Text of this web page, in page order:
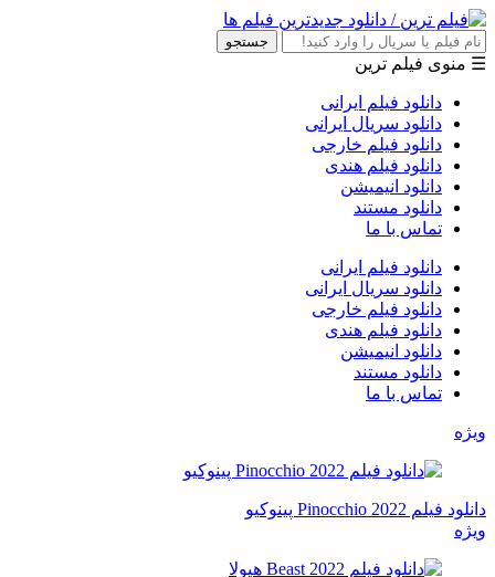
جستجو
☰ منوی فیلم ترین
دانلود فیلم ایرانی
دانلود سریال ایرانی
دانلود فیلم خارجی
دانلود فیلم هندی
دانلود انیمیشن
دانلود مستند
تماس با ما
دانلود فیلم ایرانی
دانلود سریال ایرانی
دانلود فیلم خارجی
دانلود فیلم هندی
دانلود انیمیشن
دانلود مستند
تماس با ما
ویژه
دانلود فیلم Pinocchio 2022 پینوکیو
ویژه